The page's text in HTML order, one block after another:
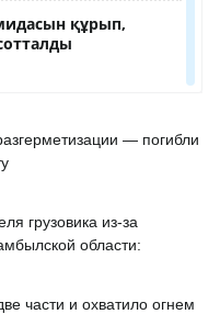
— погибли
грузовика из-за
области:
части и охватило огнем